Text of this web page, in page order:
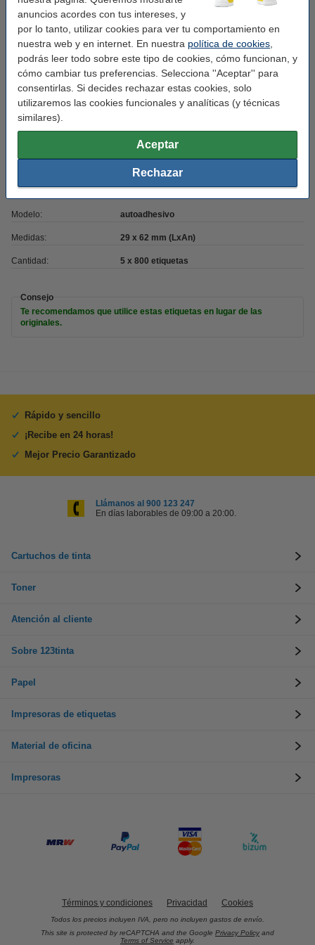
anuncios acordes con tus intereses, y
por lo tanto, utilizar cookies para ver tu comportamiento en
nuestra web y en internet. En nuestra política de cookies
podrás leer todo sobre este tipo de cookies, cómo funcionan, y
cómo cambiar tus preferencias. Selecciona ''Aceptar'' para
consentirlas. Si decides rechazar estas cookies, solo
utilizaremos las cookies funcionales y analíticas (y técnicas
similares).
Aceptar
Rechazar
Mucho más asequible
Garantía del 100%
Características
Código EAN:
653063
123tinta
Uso: etiquetas de direcciones
Modelo: autoadhesivo
Medidas: 29 x 62 mm (LxAn)
Cantidad: 5 x 800 etiquetas
Consejo
Te recomendamos que utilice estas etiquetas en lugar de las
originales.
Rápido y sencillo
¡Recibe en 24 horas!
Mejor Precio Garantizado
Llámanos al 900 123 247
En días laborables de 09:00 a 20:00.
Cartuchos de tinta
Toner
Atención al cliente
Sobre 123tinta
Papel
Impresoras de etiquetas
Material de oficina
Impresoras
Términos y condiciones Privacidad Cookies
Todos los precios incluyen IVA, pero no incluyen gastos de envío.
This site is protected by reCAPTCHA and the Google Privacy Policy and
Terms of Service apply.